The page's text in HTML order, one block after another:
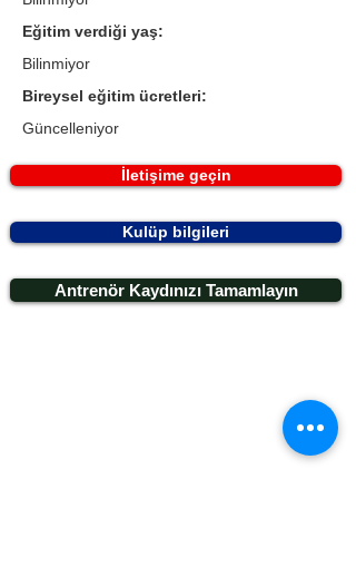
Eğitim verdiği yaş:
Bilinmiyor
Bireysel eğitim ücretleri:
Güncelleniyor
İletişime geçin
Kulüp bilgileri
Antrenör Kaydınızı Tamamlayın